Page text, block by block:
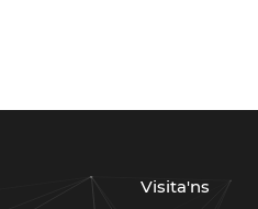
Visita'ns